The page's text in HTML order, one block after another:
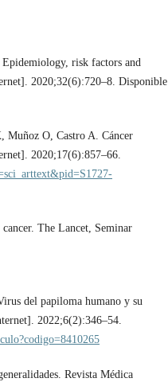
risk factors and
2020;32(6):720–8. Disponible
Muñoz O, Castro A. Cáncer
2020;17(6):857–66.
The Lancet, Seminar
del papiloma humano y su
2022;6(2):346–54.
Revista Médica